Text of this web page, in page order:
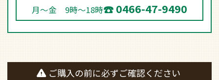
月～金 9時～18時
0466-47-9490
ご購入の前に必ずご確認ください